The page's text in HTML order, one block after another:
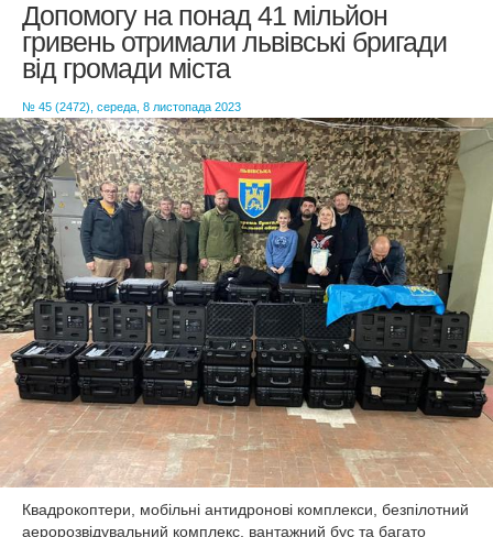
ЗДОРОВ'Я
НАУКА
СПОРТ
ОПИТУВАННЯ
Допомогу на понад 41 мільйон
гривень отримали львівські бригади
від громади міста
№ 45 (2472), середа, 8 листопада 2023
Квадрокоптери, мобільні антидронові комплекси, безпілотний
аеророзвідувальний комплекс, вантажний бус та багато